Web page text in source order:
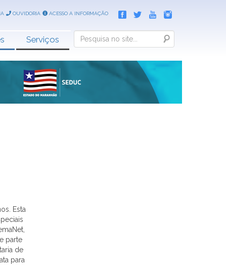
OUVIDORIA ACESSO A INFORMAÇÃO
Serviços Search
Esta
parte
de
para